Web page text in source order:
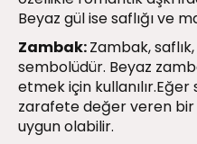
Beyaz gül ise saflığı ve
Zambak:Zambak,
sembolüdür. Beyaz
etmek için
zarafete değer veren bir
uygun olabilir.